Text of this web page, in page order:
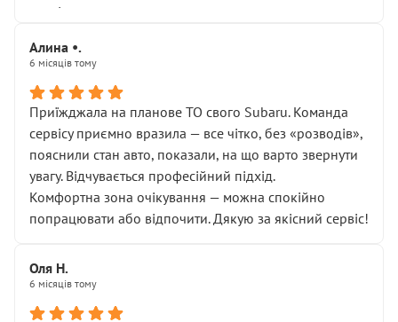
сервіс.
Алина •.
6 місяців тому
Приїжджала на планове ТО свого Subaru. Команда
сервісу приємно вразила — все чітко, без «розводів»,
пояснили стан авто, показали, на що варто звернути
увагу. Відчувається професійний підхід.
Комфортна зона очікування — можна спокійно
попрацювати або відпочити. Дякую за якісний сервіс!
Оля Н.
6 місяців тому